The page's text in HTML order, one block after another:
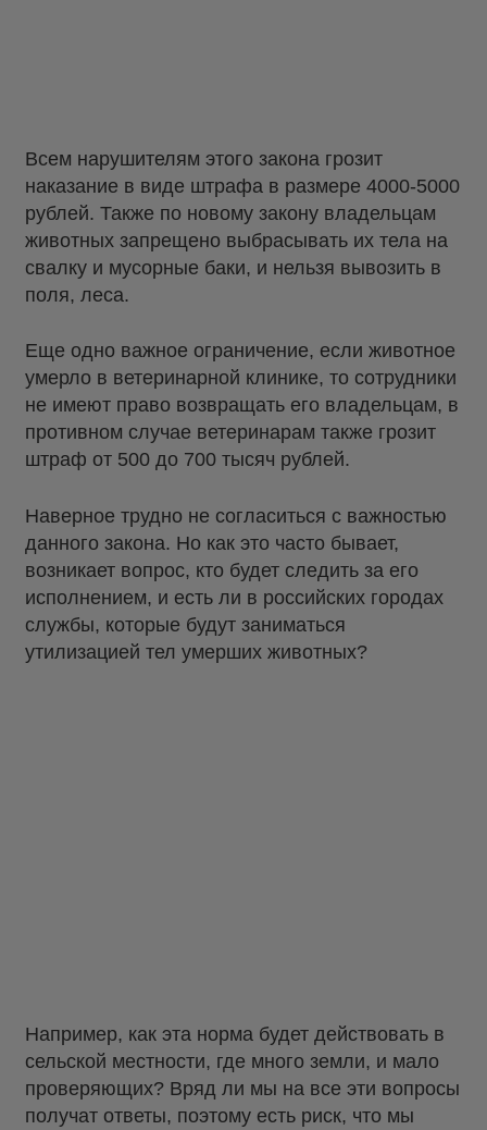
Всем нарушителям этого закона грозит
наказание в виде штрафа в размере 4000-5000
рублей. Также по новому закону владельцам
животных запрещено выбрасывать их тела на
свалку и мусорные баки, и нельзя вывозить в
поля, леса.
Еще одно важное ограничение, если животное
умерло в ветеринарной клинике, то сотрудники
не имеют право возвращать его владельцам, в
противном случае ветеринарам также грозит
штраф от 500 до 700 тысяч рублей.
Наверное трудно не согласиться с важностью
данного закона. Но как это часто бывает,
возникает вопрос, кто будет следить за его
исполнением, и есть ли в российских городах
службы, которые будут заниматься
утилизацией тел умерших животных?
Например, как эта норма будет действовать в
сельской местности, где много земли, и мало
проверяющих? Вряд ли мы на все эти вопросы
получат ответы, поэтому есть риск, что мы